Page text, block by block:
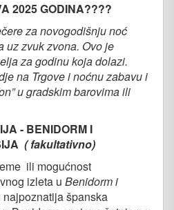
2025 GODINA????
za novogodišnju noć
uz zvuk zvona. Ovo je
za godinu koja dolazi.
na Trgove i noćnu zabavu i
u gradskim barovima ili
- BENIDORM I
( fakultativno)
ili mogućnost
izleta u Benidorm i
španska